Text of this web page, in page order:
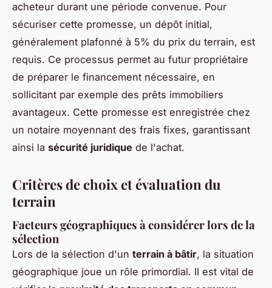
acheteur durant une période convenue. Pour
sécuriser cette promesse, un dépôt initial,
généralement plafonné à 5% du prix du terrain, est
requis. Ce processus permet au futur propriétaire
de préparer le financement nécessaire, en
sollicitant par exemple des prêts immobiliers
avantageux. Cette promesse est enregistrée chez
un notaire moyennant des frais fixes, garantissant
ainsi la sécurité juridique de l'achat.
Critères de choix et évaluation du
terrain
Facteurs géographiques à considérer lors de la
sélection
Lors de la sélection d'un terrain à bâtir, la situation
géographique joue un rôle primordial. Il est vital de